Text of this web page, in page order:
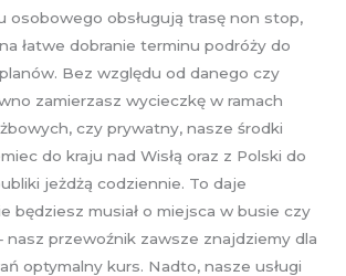
osobowego obsługują trasę non stop,
łatwe dobranie terminu podróży do
Bez względu od danego czy
zamierzasz wycieczkę w ramach
czy prywatny, nasze środki
do kraju nad Wisłą oraz z Polski do
jeżdżą codziennie. To daje
będziesz musiał o miejsca w busie czy
nasz przewoźnik zawsze znajdziemy dla
optymalny kurs. Nadto, nasze usługi